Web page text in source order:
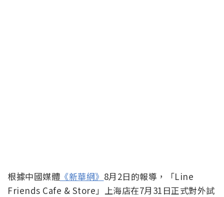
根據中國媒體 《新華網》 8月2日的報導，「Line
Friends Cafe & Store」上海店在7月31日正式對外試